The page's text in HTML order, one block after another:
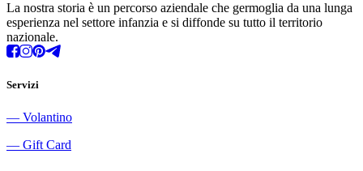
La nostra storia è un percorso aziendale che germoglia da una lunga
esperienza nel settore infanzia e si diffonde su tutto il territorio
nazionale.
Servizi
― Volantino
― Gift Card